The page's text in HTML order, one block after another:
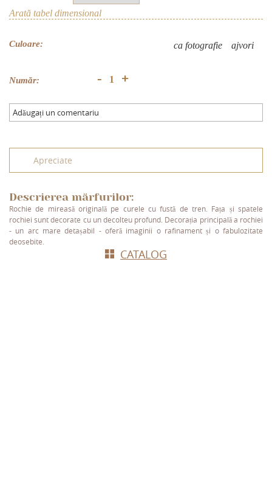
Arată tabel dimensional
Culoare: аjvori
ca fotografie
Număr: - +
Adăugați un comentariu
Apreciate
Descrierea mărfurilor:
Rochie de mireasă originală pe curele cu fustă de tren. Fața și spatele
rochiei sunt decorate cu un decolteu profund. Decorația principală a rochiei
- un arc mare detașabil - oferă imaginii o rafinament și o fabulozitate
deosebite.
СATALOG